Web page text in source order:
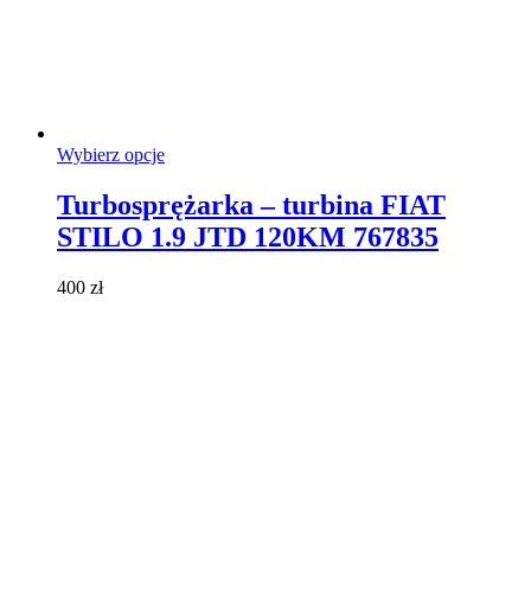
Wybierz opcjeTen
wiele
wariantów.
Turbosprężarka – turbina FIAT
STILO 1.9 JTD 120KM 767835
400 zł